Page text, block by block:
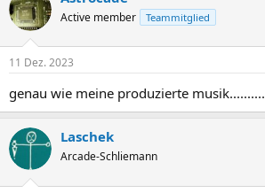
Active member Teammitglied
11 Dez. 2023
genau wie meine produzierte musik..........
Laschek
Arcade-Schliemann